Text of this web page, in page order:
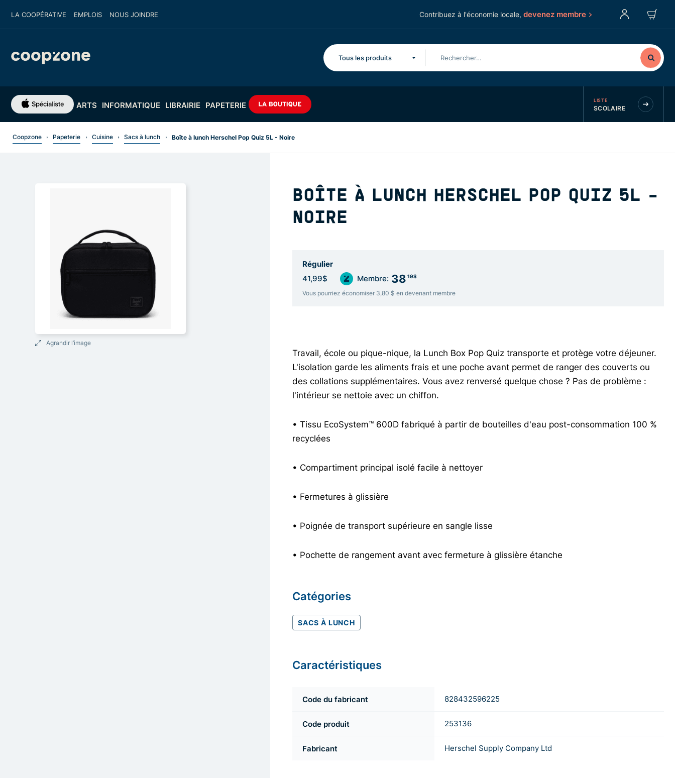
LA COOPÉRATIVE EMPLOIS NOUS JOINDRE Contribuez à l'économie locale, devenez membre
Tous les produits
ARTS INFORMATIQUE LIBRAIRIE PAPETERIE LISTE
SCOLAIRE
Coopzone Papeterie Cuisine Sacs à lunch Boîte à lunch Herschel Pop Quiz 5L - Noire
Agrandir l’image
BOÎTE À LUNCH HERSCHEL POP QUIZ 5L -
NOIRE
Régulier
41,99$ Membre: 38 19$
Vous pourriez économiser 3,80 $ en devenant membre
Travail, école ou pique-nique, la Lunch Box Pop Quiz transporte et protège votre déjeuner.
L'isolation garde les aliments frais et une poche avant permet de ranger des couverts ou
des collations supplémentaires. Vous avez renversé quelque chose ? Pas de problème :
l'intérieur se nettoie avec un chiffon.
• Tissu EcoSystem™ 600D fabriqué à partir de bouteilles d'eau post-consommation 100 %
recyclées
• Compartiment principal isolé facile à nettoyer
• Fermetures à glissière
• Poignée de transport supérieure en sangle lisse
• Pochette de rangement avant avec fermeture à glissière étanche
Catégories
SACS À LUNCH
Caractéristiques
Code du fabricant 828432596225
Code produit 253136
Fabricant Herschel Supply Company Ltd